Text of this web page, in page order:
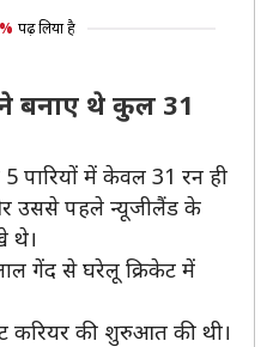
पढ़ लिया है
ने बनाए थे कुल 31
5 पारियों में केवल 31 रन ही
उससे पहले न्यूजीलैंड के
थे।
गेंद से घरेलू क्रिकेट में
करियर की शुरुआत की थी।